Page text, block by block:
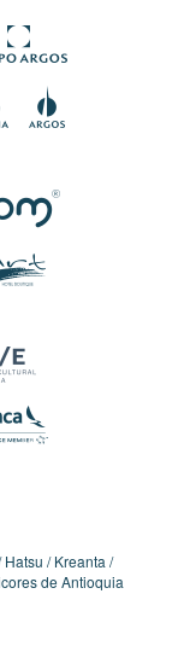
Hatsu
Kreanta
de Antioquia